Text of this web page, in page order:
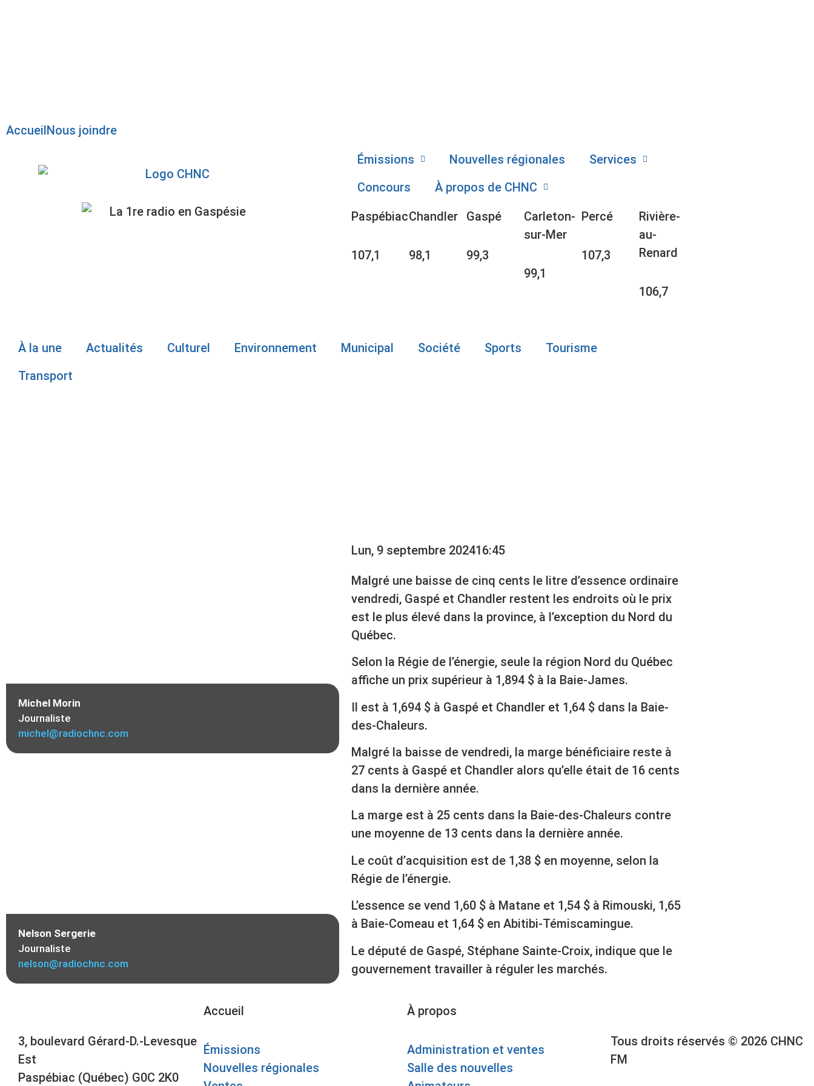
AccueilNous joindre
Émissions
Nouvelles régionales
Services
Concours
À propos de CHNC
Paspébiac
107,1
Chandler
98,1
Gaspé
99,3
Carleton-
sur-Mer
99,1
Percé
107,3
Rivière-
au-
Renard
106,7
À la une Actualités Culturel Environnement Municipal Société Sports
Tourisme
Transport
Michel Morin
Journaliste
michel@radiochnc.com
Nelson Sergerie
Journaliste
nelson@radiochnc.com
Lun, 9 septembre 202416:45
Malgré une baisse de cinq cents le litre d’essence ordinaire
vendredi, Gaspé et Chandler restent les endroits où le prix
est le plus élevé dans la province, à l’exception du Nord du
Québec.
Selon la Régie de l’énergie, seule la région Nord du Québec
affiche un prix supérieur à 1,894 $ à la Baie-James.
Il est à 1,694 $ à Gaspé et Chandler et 1,64 $ dans la Baie-
des-Chaleurs.
Malgré la baisse de vendredi, la marge bénéficiaire reste à
27 cents à Gaspé et Chandler alors qu’elle était de 16 cents
dans la dernière année.
La marge est à 25 cents dans la Baie-des-Chaleurs contre
une moyenne de 13 cents dans la dernière année.
Le coût d’acquisition est de 1,38 $ en moyenne, selon la
Régie de l’énergie.
L’essence se vend 1,60 $ à Matane et 1,54 $ à Rimouski, 1,65
à Baie-Comeau et 1,64 $ en Abitibi-Témiscamingue.
Le député de Gaspé, Stéphane Sainte-Croix, indique que le
gouvernement travailler à réguler les marchés.
3, boulevard Gérard-D.-Levesque
Est
Paspébiac (Québec) G0C 2K0
Accueil
Émissions
Nouvelles régionales
À propos
Administration et ventes
Salle des nouvelles
Tous droits réservés © 2026 CHNC
FM